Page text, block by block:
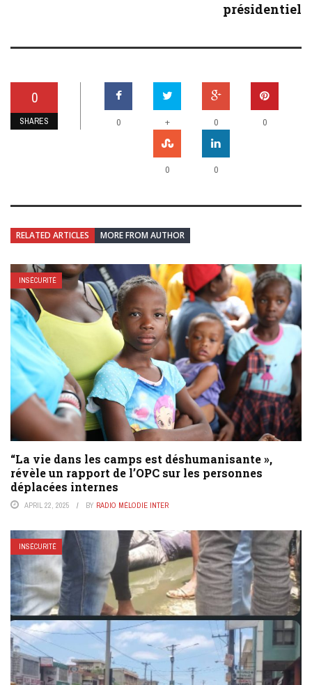
présidentiel
0
SHARES 0 + 0 0
0 0
RELATED ARTICLES MORE FROM AUTHOR
INSÉCURITÉ
“La vie dans les camps est déshumanisante »,
révèle un rapport de l’OPC sur les personnes
déplacées internes
APRIL 22, 2025 BY RADIO MÉLODIE INTER
INSÉCURITÉ